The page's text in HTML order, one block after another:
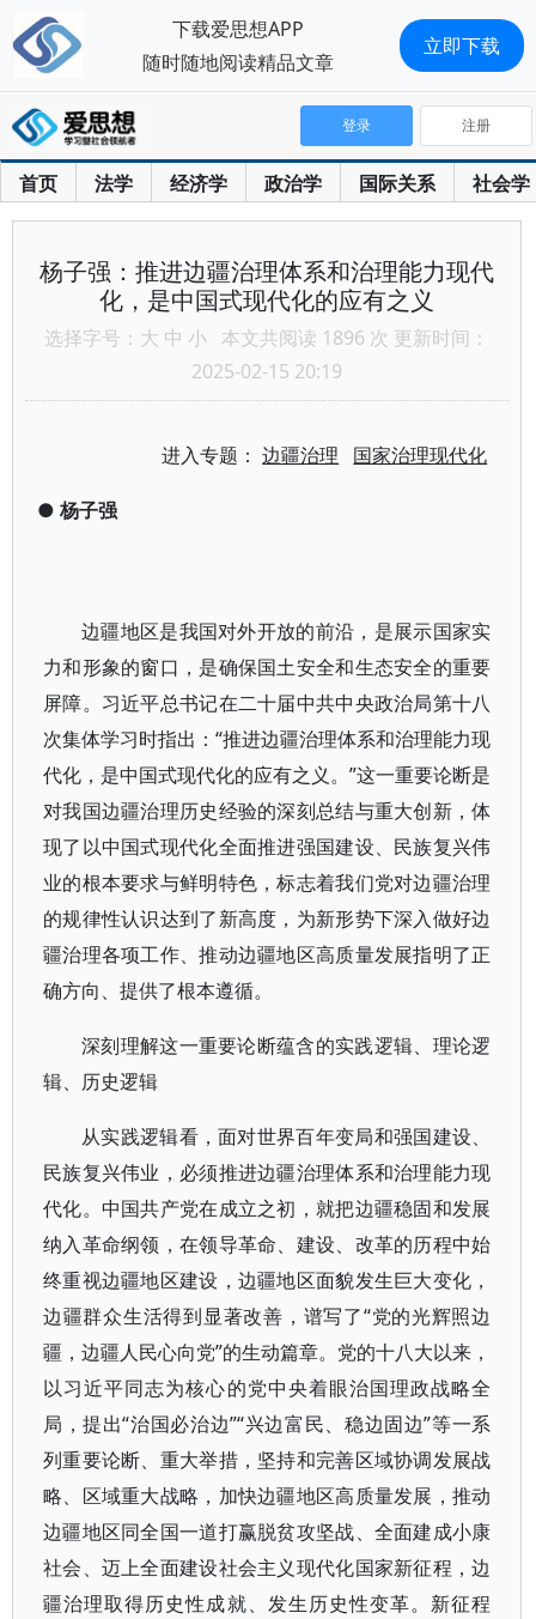
首页 法学 经济学 政治学 国际关系 社会学
登录 注册
杨子强：推进边疆治理体系和治理能力现代
化，是中国式现代化的应有之义
选择字号： 大 中 小 本文共阅读 1896 次 更新时间：
2025-02-15 20:19
进入专题：边疆治理 国家治理现代化
● 杨子强
边疆地区是我国对外开放的前沿，是展示国家实
力和形象的窗口，是确保国土安全和生态安全的重要
屏障。习近平总书记在二十届中共中央政治局第十八
次集体学习时指出：“推进边疆治理体系和治理能力现
代化，是中国式现代化的应有之义。”这一重要论断是
对我国边疆治理历史经验的深刻总结与重大创新，体
现了以中国式现代化全面推进强国建设、民族复兴伟
业的根本要求与鲜明特色，标志着我们党对边疆治理
的规律性认识达到了新高度，为新形势下深入做好边
疆治理各项工作、推动边疆地区高质量发展指明了正
确方向、提供了根本遵循。
深刻理解这一重要论断蕴含的实践逻辑、理论逻
辑、历史逻辑
从实践逻辑看，面对世界百年变局和强国建设、
民族复兴伟业，必须推进边疆治理体系和治理能力现
代化。中国共产党在成立之初，就把边疆稳固和发展
纳入革命纲领，在领导革命、建设、改革的历程中始
终重视边疆地区建设，边疆地区面貌发生巨大变化，
边疆群众生活得到显著改善，谱写了“党的光辉照边
疆，边疆人民心向党”的生动篇章。党的十八大以来，
以习近平同志为核心的党中央着眼治国理政战略全
局，提出“治国必治边”“兴边富民、稳边固边”等一系
列重要论断、重大举措，坚持和完善区域协调发展战
略、区域重大战略，加快边疆地区高质量发展，推动
边疆地区同全国一道打赢脱贫攻坚战、全面建成小康
社会、迈上全面建设社会主义现代化国家新征程，边
疆治理取得历史性成就、发生历史性变革。新征程
下载爱思想APP
随时随地阅读精品文章
立即下载